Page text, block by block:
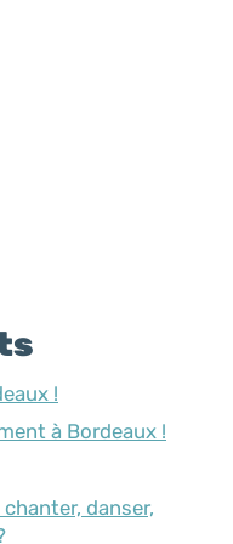
!
à Bordeaux !
danser,